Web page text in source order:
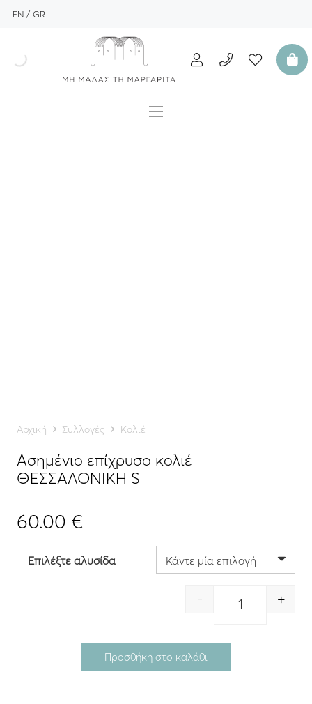
EN GR
Αρχική Συλλογές Κολιέ
Ασημένιο επίχρυσο κολιέ
ΘΕΣΣΑΛΟΝΙΚΗ S
60.00 €
Επιλέξτε αλυσίδα
Quantity
- +
Προσθήκη στο καλάθι